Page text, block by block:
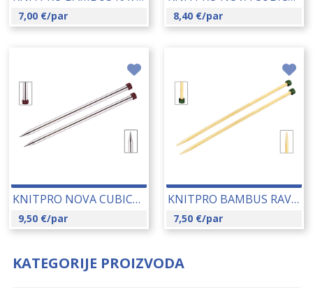
7,00 €/par 8,40 €/par
KNITPRO NOVA CUBICS RAVNE IGLE 6.50 MM (12302) 14201
9,50 €/par
KNITPRO BAMBUS RAVNE IGLE 4.50 MM (22358) 14183
7,50 €/par
KATEGORIJE PROIZVODA